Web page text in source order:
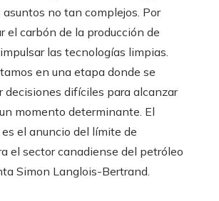
no tan complejos. Por
el carbón de la producción de
las tecnologías limpias.
en una etapa donde se
decisiones difíciles para alcanzar
momento determinante. El
el anuncio del límite de
el sector canadiense del petróleo
Simon Langlois-Bertrand.